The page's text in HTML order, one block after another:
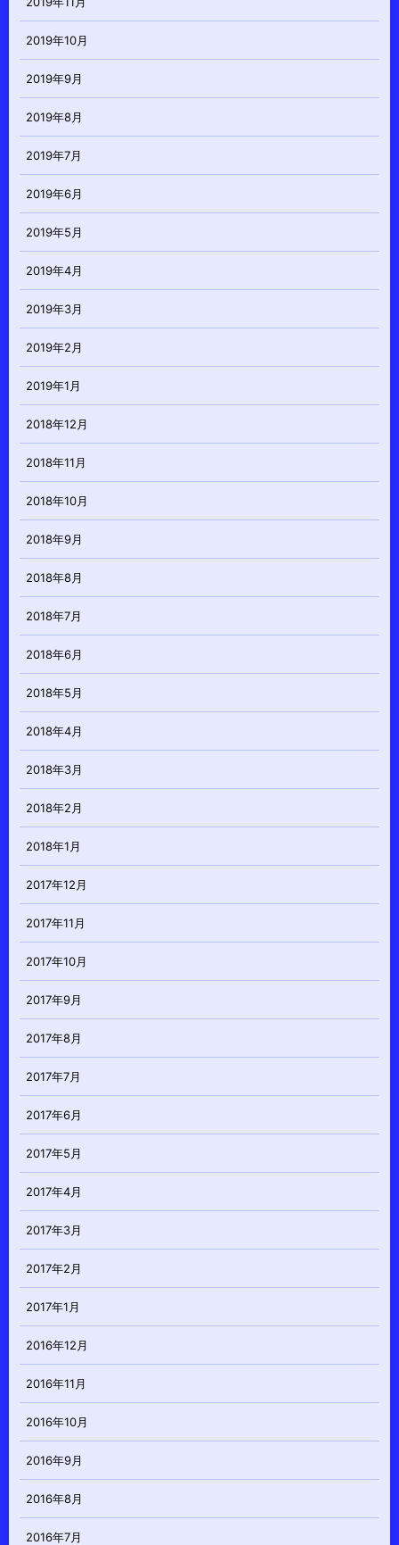
2019年10月
2019年9月
2019年8月
2019年7月
2019年6月
2019年5月
2019年4月
2019年3月
2019年2月
2019年1月
2018年12月
2018年11月
2018年10月
2018年9月
2018年8月
2018年7月
2018年6月
2018年5月
2018年4月
2018年3月
2018年2月
2018年1月
2017年12月
2017年11月
2017年10月
2017年9月
2017年8月
2017年7月
2017年6月
2017年5月
2017年4月
2017年3月
2017年2月
2017年1月
2016年12月
2016年11月
2016年10月
2016年9月
2016年8月
2016年7月